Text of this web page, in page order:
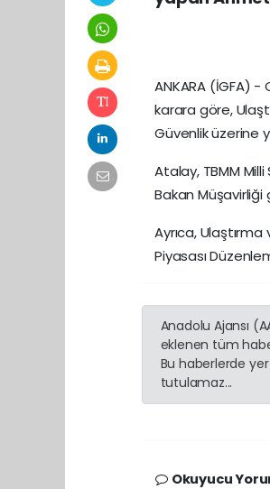
ANKARA (İGFA)
karara göre,
Güvenlik üzerine
Atalay, TBMM
Bakan
Ayrıca,
Piyasası
Anadolu Ajansı
eklenen tüm
Bu haberlerde
tutulamaz...
Okuyucu